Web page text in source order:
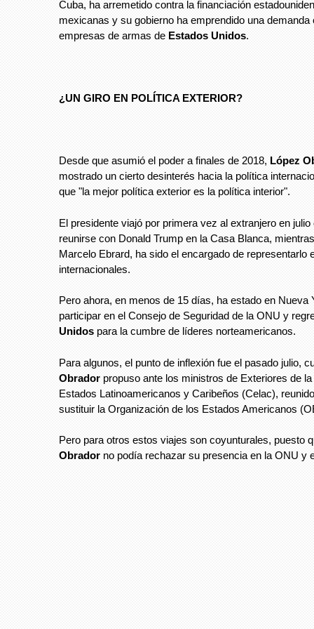
Cuba, ha arremetido contra la financiación
mexicanas y su gobierno ha emprendido una demanda
empresas de armas de Estados Unidos.
¿UN GIRO EN POLÍTICA EXTERIOR?
Desde que asumió el poder a finales de 2018, López
mostrado un cierto desinterés hacia la política
que "la mejor política exterior es la política interior".
El presidente viajó por primera vez al extranjero en julio
reunirse con Donald Trump en la Casa Blanca,
Marcelo Ebrard, ha sido el encargado de representarlo
internacionales.
Pero ahora, en menos de 15 días, ha estado en Nueva
participar en el Consejo de Seguridad de la ONU y
Unidos para la cumbre de líderes norteamericanos.
Para algunos, el punto de inflexión fue el pasado julio,
Obrador propuso ante los ministros de Exteriores de
Estados Latinoamericanos y Caribeños (Celac),
sustituir la Organización de los Estados Americanos
Pero para otros estos viajes son coyunturales, puesto
Obrador no podía rechazar su presencia en la ONU y